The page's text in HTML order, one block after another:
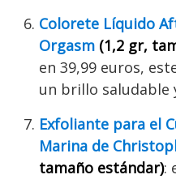
Colorete Líquido
Orgasm (1,2 gr,
en 39,99 euros,
un brillo saludable
Exfoliante para el
Marina de
tamaño estándar):